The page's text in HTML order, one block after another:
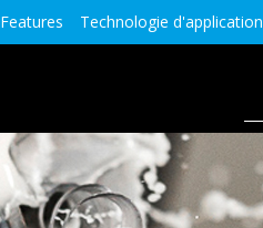
Features Technologie d'application